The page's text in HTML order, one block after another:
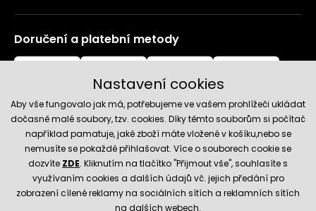
Doručení a platební metody
Spolehlivý obchod
Nastavení cookies
Aby vše fungovalo jak má, potřebujeme ve vašem prohlížeči ukládat
dočasně malé soubory, tzv. cookies. Díky těmto souborům si počítač
například pamatuje, jaké zboží máte vložené v košíku,nebo se
nemusíte se pokaždé přihlašovat. Více o souborech cookie se
dozvíte ZDE. Kliknutím na tlačítko "Přijmout vše", souhlasíte s
využívaním cookies a dalších údajů vč. jejich předání pro
zobrazení cílené reklamy na sociálních sítích a reklamních sítích
na dalších webech.